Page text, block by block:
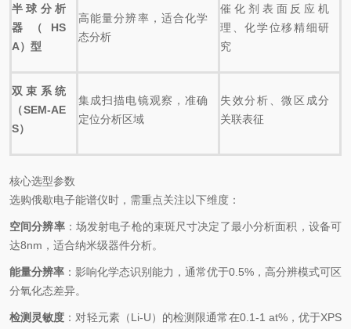
半球分析
器（HS
A）型
高能量分辨率，适合化学
态分析
催化剂表面反应机
理、化学位移精细研
究
双束系统
（SEM-AE
S）
集成扫描电镜观察，准确
定位分析区域
失效分析、微区成分
关联表征
核心选型参数
选购俄歇电子能谱仪时，需重点关注以下维度：
空间分辨率：场发射电子枪的束斑尺寸决定了最小分析面积，设备可
达8nm，适合纳米级器件分析。
能量分辨率 ：影响化学态识别能力，通常优于0.5%，高分辨模式可区
分氧化态差异。
检测灵敏度 ：对轻元素（Li-U）的检测限通常在0.1-1 at%，优于XPS